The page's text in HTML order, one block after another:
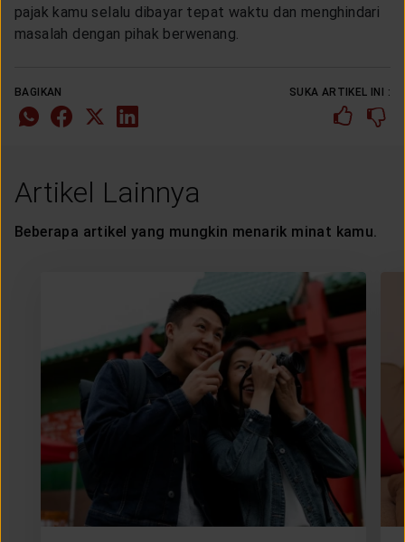
pajak kamu selalu dibayar tepat waktu dan menghindari
masalah dengan pihak berwenang.
BAGIKAN SUKA ARTIKEL INI :
Artikel Lainnya
Beberapa artikel yang mungkin menarik minat kamu.